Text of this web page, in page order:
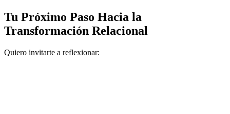
Tu Próximo Paso Hacia la
Transformación Relacional
Quiero invitarte a reflexionar: